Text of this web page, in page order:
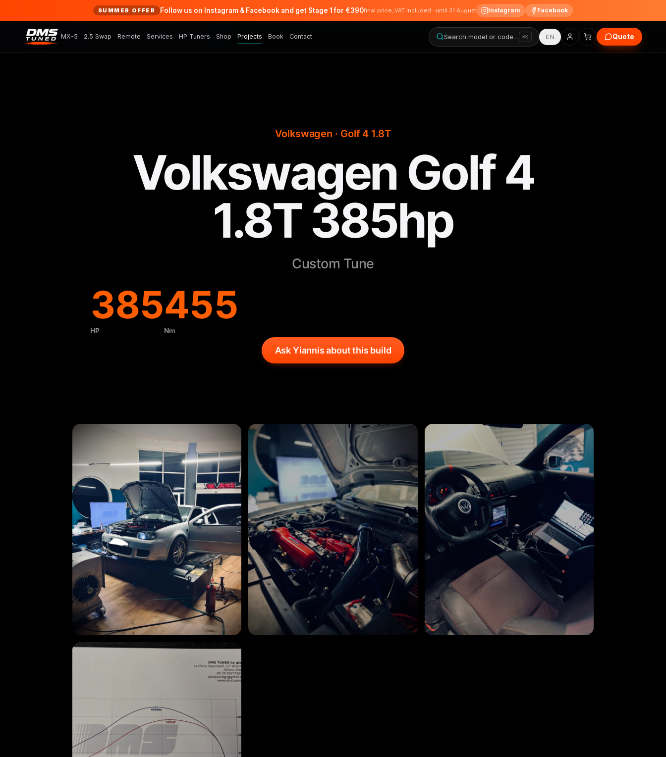
SUMMER OFFER Follow us on Instagram & Facebook and get Stage 1 for €390final price, VAT included · until 31 August Instagram Facebook
MX-5 2.5 Swap Remote Services HP Tuners Shop Projects Book Contact Search model or code… ⌘K EN Quote
Volkswagen · Golf 4 1.8T
Volkswagen Golf 4
1.8T 385hp
Custom Tune
385
HP
455
Nm
Ask Yiannis about this build